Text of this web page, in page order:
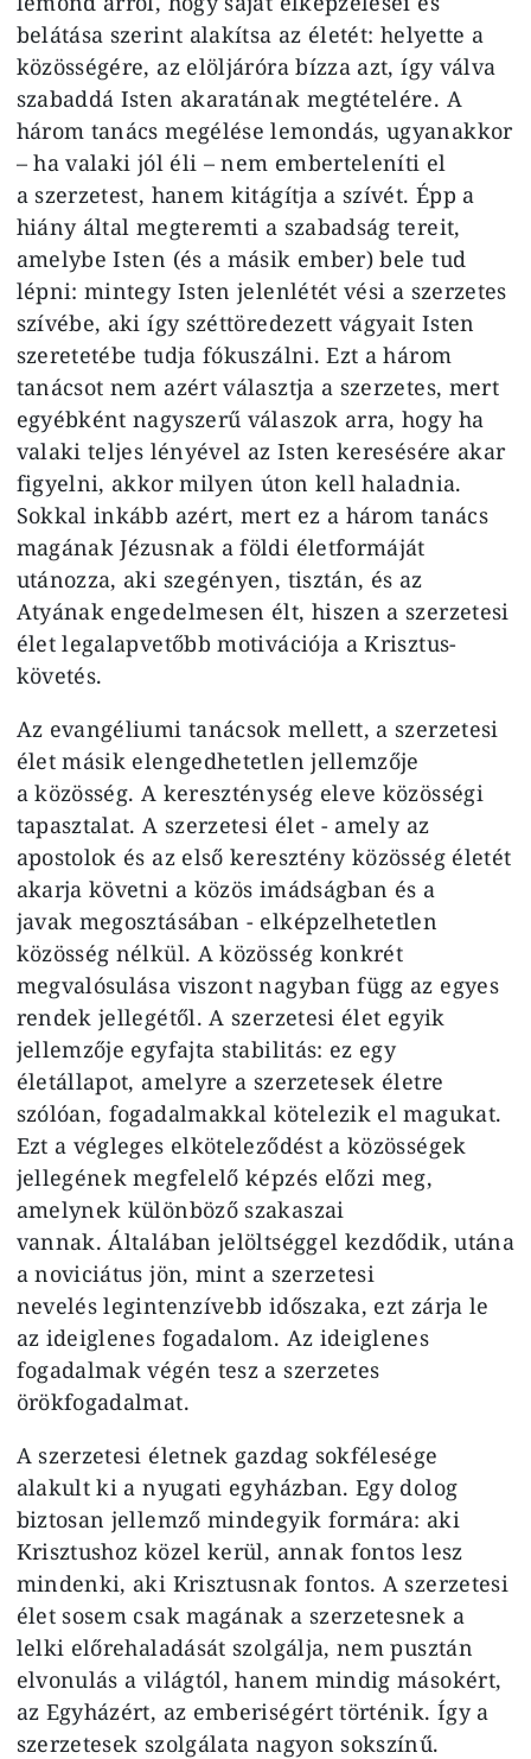
belátása szerint alakítsa az életét: helyette a
közösségére, az elöljáróra bízza azt, így válva
szabaddá Isten akaratának megtételére. A
három tanács megélése lemondás, ugyanakkor
– ha valaki jól éli – nem emberteleníti el
a szerzetest, hanem kitágítja a szívét. Épp a
hiány által megteremti a szabadság tereit,
amelybe Isten (és a másik ember) bele tud
lépni: mintegy Isten jelenlétét vési a szerzetes
szívébe, aki így széttöredezett vágyait Isten
szeretetébe tudja fókuszálni. Ezt a három
tanácsot nem azért választja a szerzetes, mert
egyébként nagyszerű válaszok arra, hogy ha
valaki teljes lényével az Isten keresésére akar
figyelni, akkor milyen úton kell haladnia.
Sokkal inkább azért, mert ez a három tanács
magának Jézusnak a földi életformáját
utánozza, aki szegényen, tisztán, és az
Atyának engedelmesen élt, hiszen a szerzetesi
élet legalapvetőbb motivációja a Krisztus-
követés.
Az evangéliumi tanácsok mellett, a szerzetesi
élet másik elengedhetetlen jellemzője
a közösség. A kereszténység eleve közösségi
tapasztalat. A szerzetesi élet - amely az
apostolok és az első keresztény közösség életét
akarja követni a közös imádságban és a
javak megosztásában - elképzelhetetlen
közösség nélkül. A közösség konkrét
megvalósulása viszont nagyban függ az egyes
rendek jellegétől. A szerzetesi élet egyik
jellemzője egyfajta stabilitás: ez egy
életállapot, amelyre a szerzetesek életre
szólóan, fogadalmakkal kötelezik el magukat.
Ezt a végleges elköteleződést a közösségek
jellegének megfelelő képzés előzi meg,
amelynek különböző szakaszai
vannak. Általában jelöltséggel kezdődik, utána
a noviciátus jön, mint a szerzetesi
nevelés legintenzívebb időszaka, ezt zárja le
az ideiglenes fogadalom. Az ideiglenes
fogadalmak végén tesz a szerzetes
örökfogadalmat.
A szerzetesi életnek gazdag sokfélesége
alakult ki a nyugati egyházban. Egy dolog
biztosan jellemző mindegyik formára: aki
Krisztushoz közel kerül, annak fontos lesz
mindenki, aki Krisztusnak fontos. A szerzetesi
élet sosem csak magának a szerzetesnek a
lelki előrehaladását szolgálja, nem pusztán
elvonulás a világtól, hanem mindig másokért,
az Egyházért, az emberiségért történik. Így a
szerzetesek szolgálata nagyon sokszínű.